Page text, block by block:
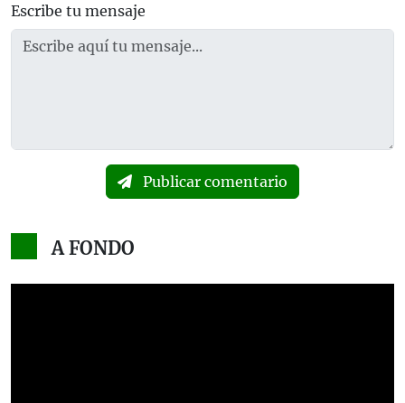
Escribe tu mensaje
Publicar comentario
A FONDO